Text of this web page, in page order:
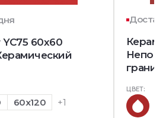
60x60
60x120 +1
гранит)
ЦВЕТ: